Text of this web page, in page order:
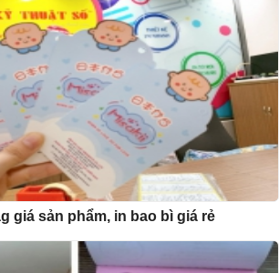
giá sản phẩm, in bao bì giá rẻ